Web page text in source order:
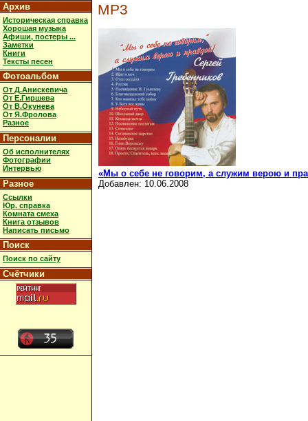
Архив
Историческая справка
Хорошая музыка
Афиши, постеры ...
Заметки
Книги
Тексты песен
Фотоальбом
От Д.Анискевича
От Е.Гиршева
От В.Окунева
От Я.Фролова
Разное
Персоналии
Об исполнителях
Фотографии
Интервью
Разное
Ссылки
Юр. справка
Комната смеха
Книга отзывов
Написать письмо
Поиск
Поиск по сайту
Счётчики
MP3
«Мы о себе не говорим, а служим верою и
Добавлен: 10.06.2008